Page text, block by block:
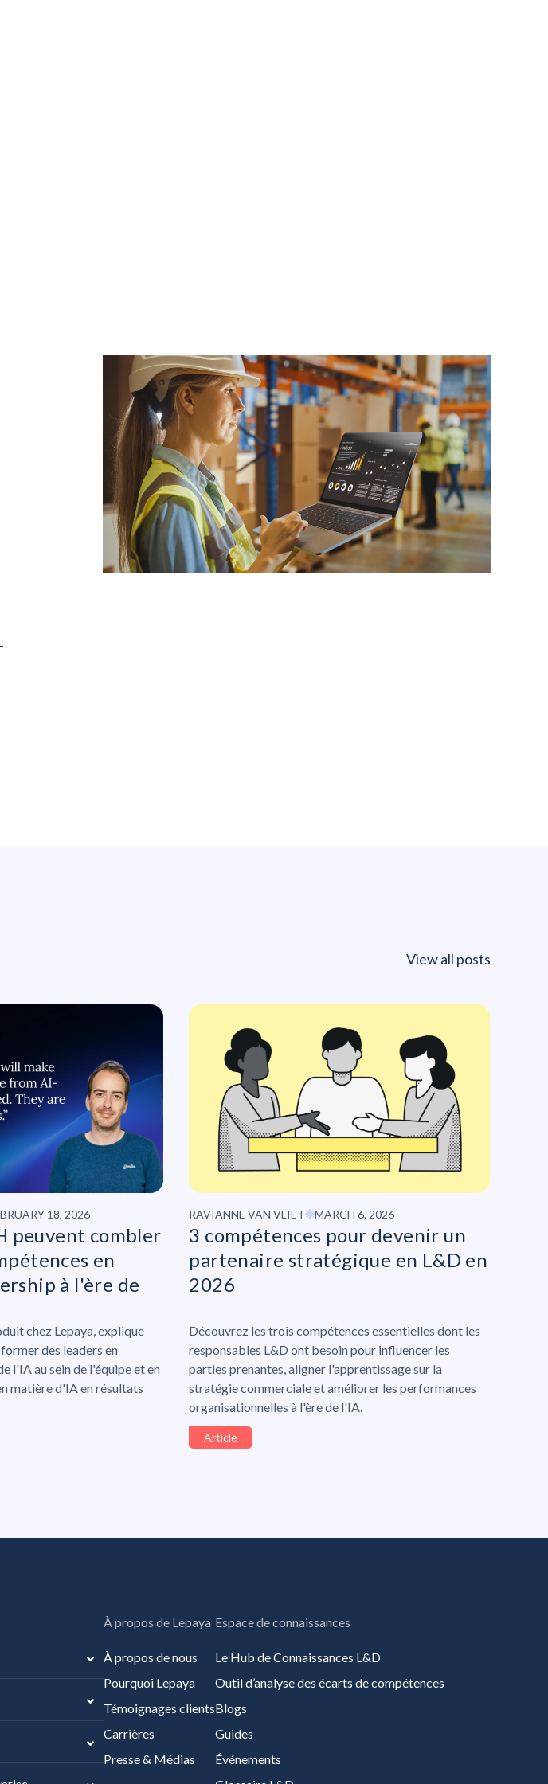
View all posts
18, 2026
peuvent combler
en
à l'ère de
chez Lepaya, explique
des leaders en
l'IA au sein de l'équipe et en
matière d'IA en résultats
RAVIANNE VAN VLIET MARCH 6, 2026
3 compétences pour devenir un
partenaire stratégique en L&D en
2026
Découvrez les trois compétences essentielles dont les
responsables L&D ont besoin pour influencer les
parties prenantes, aligner l'apprentissage sur la
stratégie commerciale et améliorer les performances
organisationnelles à l'ère de l'IA.
Article
À propos de Lepaya
À propos de nous
Pourquoi Lepaya
Témoignages clients
Carrières
Presse & Médias
Espace de connaissances
Le Hub de Connaissances L&D
Outil d’analyse des écarts de compétences
Blogs
Guides
Événements